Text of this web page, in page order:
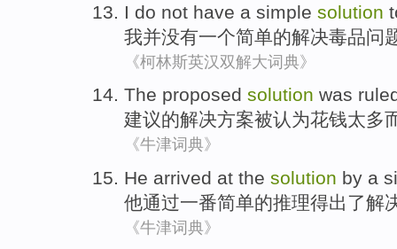
I do not have a simple solution
我并没有一个简单的解决毒品问
《柯林斯英汉双解大词典》
The proposed solution was
建议的解决方案被认为花钱太多
《牛津词典》
He arrived at the solution by a
他通过一番简单的推理得出了解
《牛津词典》